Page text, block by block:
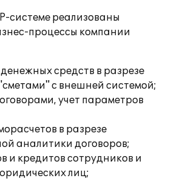
системе реализованы
процессы компании
средств в разрезе
с внешней системой;
учет параметров
в разрезе
аналитики договоров;
и кредитов сотрудников и
лиц;